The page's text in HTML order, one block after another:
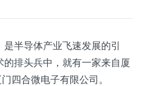
半导体产业飞速发展的引
排头兵中，就有一家来自厦
四合微电子有限公司。